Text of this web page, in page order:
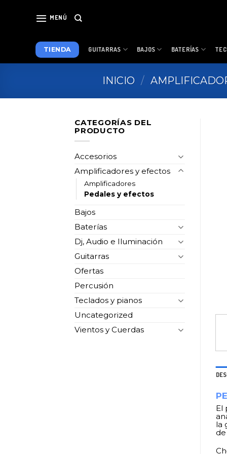
MENÚ
TIENDA GUITARRAS BAJOS BATERÍAS
INICIO /
CATEGORÍAS DEL
PRODUCTO
Accesorios
Amplificadores y efectos
Amplificadores
Pedales y efectos
Bajos
Baterías
Dj, Audio e Iluminación
Guitarras
Ofertas
Percusión
Teclados y pianos
Uncategorized
Vientos y Cuerdas
El
la